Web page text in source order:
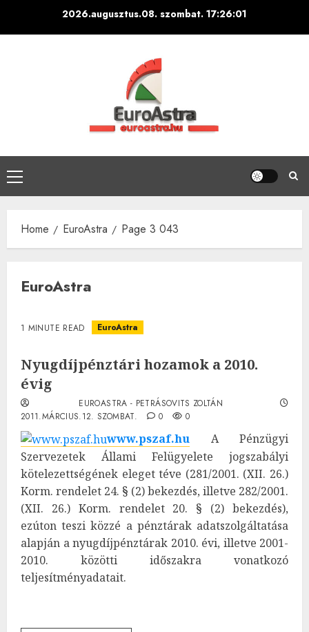
2026.augusztus.08. szombat. 17:26:02
Primary
Menu
Home EuroAstra Page 3 043
EuroAstra
1 MINUTE READ EuroAstra
Nyugdíjpénztári hozamok a 2010.
évig
EUROASTRA - PETRÁSOVITS ZOLTÁN
2011.MÁRCIUS.12. SZOMBAT.
0 0
www.pszaf.hu
A Pénzügyi
Szervezetek Állami Felügyelete jogszabályi
kötelezettségének eleget téve (281/2001. (XII. 26.)
Korm. rendelet 24. § (2) bekezdés, illetve 282/2001.
(XII. 26.) Korm. rendelet 20. § (2) bekezdés),
ezúton teszi közzé a pénztárak adatszolgáltatása
alapján a nyugdíjpénztárak 2010. évi, illetve 2001-
2010. közötti időszakra vonatkozó
teljesítményadatait.